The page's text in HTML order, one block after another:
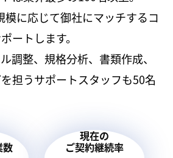
に応じて御社にマッチするコ
ートします。
調整、規格分析、書類作成、
担うサポートスタッフも50名
数
現在の
ご契約継続率